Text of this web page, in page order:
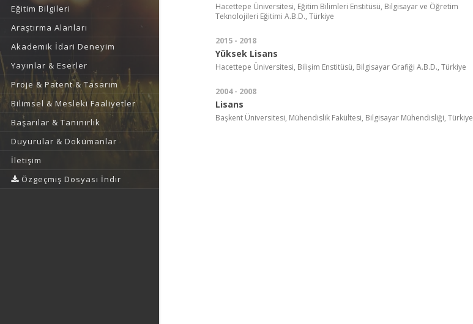
Eğitim Bilgileri
Araştırma Alanları
Akademik İdari Deneyim
Yayınlar & Eserler
Proje & Patent & Tasarım
Bilimsel & Mesleki Faaliyetler
Başarılar & Tanınırlık
Duyurular & Dokümanlar
İletişim
Özgeçmiş Dosyası İndir
Hacettepe Üniversitesi, Eğitim Bilimleri Enstitüsü, Bilgisayar ve Öğretim
Teknolojileri Eğitimi A.B.D., Türkiye
2015 - 2018
Yüksek Lisans
Hacettepe Üniversitesi, Bilişim Enstitüsü, Bilgisayar Grafiği A.B.D., Türkiye
2004 - 2008
Lisans
Başkent Üniversitesi, Mühendislik Fakültesi, Bilgisayar Mühendisliği, Türkiye